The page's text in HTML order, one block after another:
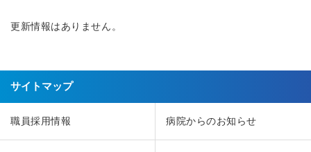
更新情報はありません。
サイトマップ
職員採用情報 病院からのお知らせ